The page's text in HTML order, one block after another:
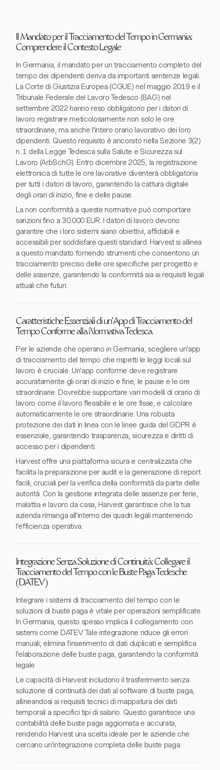
Il Mandato per il Tracciamento del Tempo in Germania:
Comprendere il Contesto Legale
In Germania, il mandato per un tracciamento completo del
tempo dei dipendenti deriva da importanti sentenze legali.
La Corte di Giustizia Europea (CGUE) nel maggio 2019 e il
Tribunale Federale del Lavoro Tedesco (BAG) nel
settembre 2022 hanno reso obbligatorio per i datori di
lavoro registrare meticolosamente non solo le ore
straordinarie, ma anche l'intero orario lavorativo dei loro
dipendenti. Questo requisito è ancorato nella Sezione 3(2)
n. 1 della Legge Tedesca sulla Salute e Sicurezza sul
Lavoro (ArbSchG). Entro dicembre 2025, la registrazione
elettronica di tutte le ore lavorative diventerà obbligatoria
per tutti i datori di lavoro, garantendo la cattura digitale
degli orari di inizio, fine e delle pause.
La non conformità a queste normative può comportare
sanzioni fino a 30.000 EUR. I datori di lavoro devono
garantire che i loro sistemi siano obiettivi, affidabili e
accessibili per soddisfare questi standard. Harvest si allinea
a questo mandato fornendo strumenti che consentono un
tracciamento preciso delle ore specifiche per progetto e
delle assenze, garantendo la conformità sia ai requisiti legali
attuali che futuri.
Caratteristiche Essenziali di un'App di Tracciamento del
Tempo Conforme alla Normativa Tedesca
Per le aziende che operano in Germania, scegliere un'app
di tracciamento del tempo che rispetti le leggi locali sul
lavoro è cruciale. Un'app conforme deve registrare
accuratamente gli orari di inizio e fine, le pause e le ore
straordinarie. Dovrebbe supportare vari modelli di orario di
lavoro come il lavoro flessibile e le ore fisse, e calcolare
automaticamente le ore straordinarie. Una robusta
protezione dei dati in linea con le linee guida del GDPR è
essenziale, garantendo trasparenza, sicurezza e diritti di
accesso per i dipendenti.
Harvest offre una piattaforma sicura e centralizzata che
facilita la preparazione per audit e la generazione di report
facili, cruciali per la verifica della conformità da parte delle
autorità. Con la gestione integrata delle assenze per ferie,
malattia e lavoro da casa, Harvest garantisce che la tua
azienda rimanga all'interno dei quadri legali mantenendo
l'efficienza operativa.
Integrazione Senza Soluzione di Continuità: Collegare il
Tracciamento del Tempo con le Buste Paga Tedesche
(DATEV)
Integrare i sistemi di tracciamento del tempo con le
soluzioni di buste paga è vitale per operazioni semplificate.
In Germania, questo spesso implica il collegamento con
sistemi come DATEV. Tale integrazione riduce gli errori
manuali, elimina l'inserimento di dati duplicati e semplifica
l'elaborazione delle buste paga, garantendo la conformità
legale.
Le capacità di Harvest includono il trasferimento senza
soluzione di continuità dei dati al software di buste paga,
allineandosi ai requisiti tecnici di mappatura dei dati
temporali a specifici tipi di salario. Questo garantisce una
contabilità delle buste paga aggiornata e accurata,
rendendo Harvest una scelta ideale per le aziende che
cercano un'integrazione completa delle buste paga.